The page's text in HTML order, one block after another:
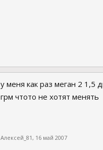
у меня как раз меган 2 1,5
грм чтото не хотят менять
Алексей_81, 16 май 2007